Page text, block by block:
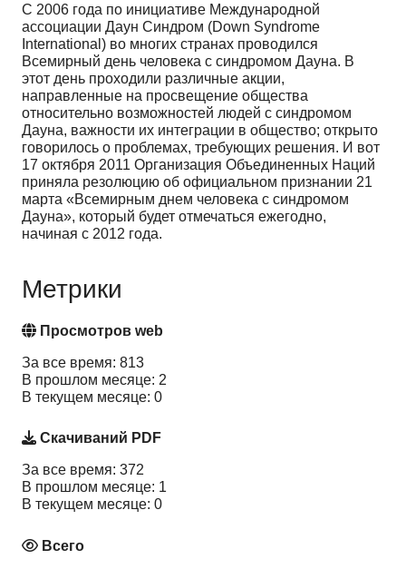
С 2006 года по инициативе Международной
ассоциации Даун Cиндром (Down Syndrome
International) во многих странах проводился
Всемирный день человека с синдромом Дауна. В
этот день проходили различные акции,
направленные на просвещение общества
относительно возможностей людей с синдромом
Дауна, важности их интеграции в общество; открыто
говорилось о проблемах, требующих решения. И вот
17 октября 2011 Организация Объединенных Наций
приняла резолюцию об официальном признании 21
марта «Всемирным днем человека с синдромом
Дауна», который будет отмечаться ежегодно,
начиная с 2012 года.
Метрики
Просмотров web
За все время: 813
В прошлом месяце: 2
В текущем месяце: 0
Скачиваний PDF
За все время: 372
В прошлом месяце: 1
В текущем месяце: 0
Всего